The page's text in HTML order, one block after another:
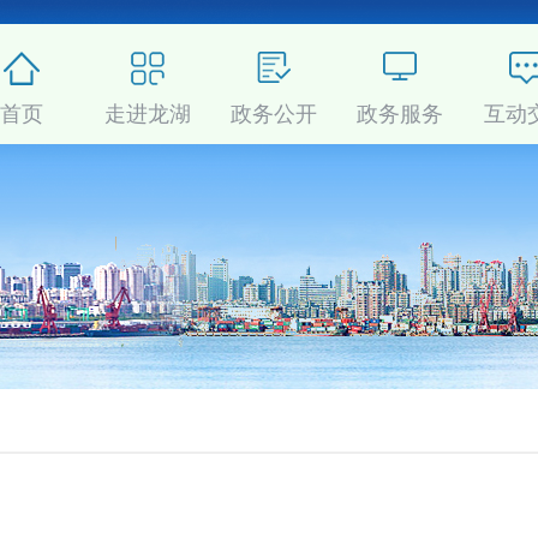
首页 走进龙湖 政务公开 政务服务 互动